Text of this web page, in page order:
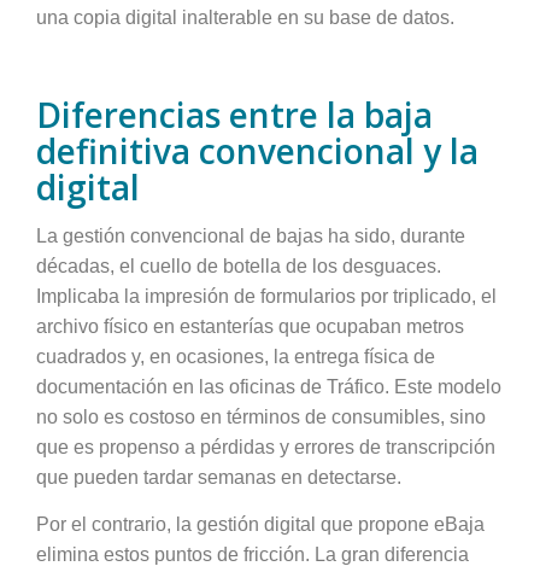
una copia digital inalterable en su base de datos.
Diferencias entre la baja
definitiva convencional y la
digital
La gestión convencional de bajas ha sido, durante
décadas, el cuello de botella de los desguaces.
Implicaba la impresión de formularios por triplicado, el
archivo físico en estanterías que ocupaban metros
cuadrados y, en ocasiones, la entrega física de
documentación en las oficinas de Tráfico. Este modelo
no solo es costoso en términos de consumibles, sino
que es propenso a pérdidas y errores de transcripción
que pueden tardar semanas en detectarse.
Por el contrario, la gestión digital que propone eBaja
elimina estos puntos de fricción. La gran diferencia